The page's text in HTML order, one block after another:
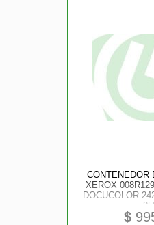
CONTENEDOR
XEROX
DOCUCOLOR
$